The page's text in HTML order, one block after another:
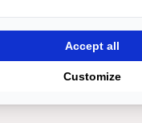
Customize
Accept all